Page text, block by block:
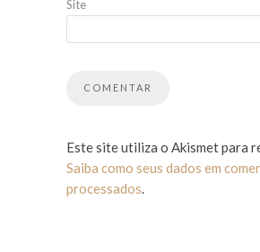
Site
Este site utiliza o Akismet para
Saiba como seus dados em
processados.